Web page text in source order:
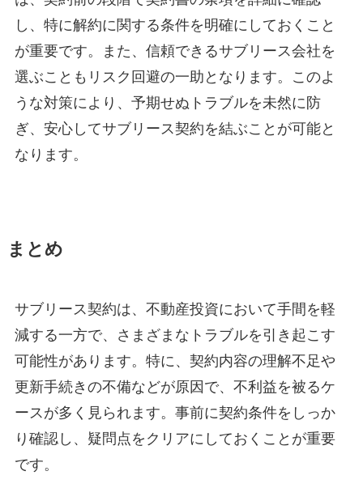
し、特に解約に関する条件を明確にしておくこと
が重要です。また、信頼できるサブリース会社を
選ぶこともリスク回避の一助となります。このよ
うな対策により、予期せぬトラブルを未然に防
ぎ、安心してサブリース契約を結ぶことが可能と
なります。
まとめ
サブリース契約は、不動産投資において手間を軽
減する一方で、さまざまなトラブルを引き起こす
可能性があります。特に、契約内容の理解不足や
更新手続きの不備などが原因で、不利益を被るケ
ースが多く見られます。事前に契約条件をしっか
り確認し、疑問点をクリアにしておくことが重要
です。